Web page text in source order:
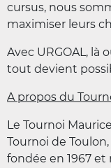
cursus, nous
maximiser leurs
Avec URGOAL,
tout devient
A propos du
Le Tournoi
Tournoi de
fondée en 1967